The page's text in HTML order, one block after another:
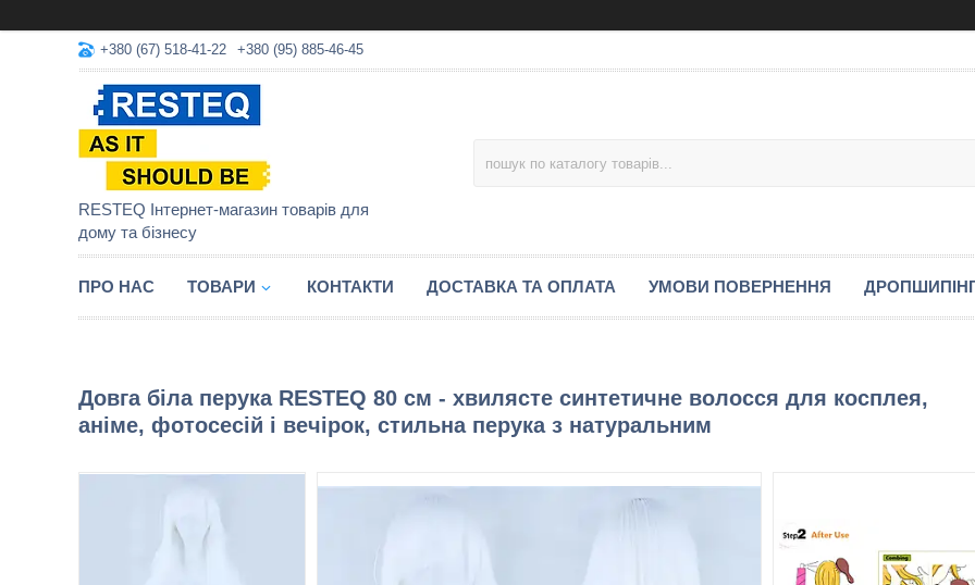
+380 (67) 518-41-22 +380 (95) 885-46-45
RESTEQ Інтернет-магазин товарів для
дому та бізнесу
ПРО НАС ТОВАРИ КОНТАКТИ ДОСТАВКА ТА ОПЛАТА УМОВИ ПОВЕРНЕННЯ
Довга біла перука RESTEQ 80 см - хвилясте синтетичне волосся для косплея,
аніме, фотосесій і вечірок, стильна перука з натуральним